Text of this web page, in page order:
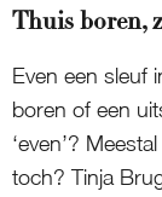
Thuis boren,
Even een sleuf
boren of een
‘even’?
toch? Tinja